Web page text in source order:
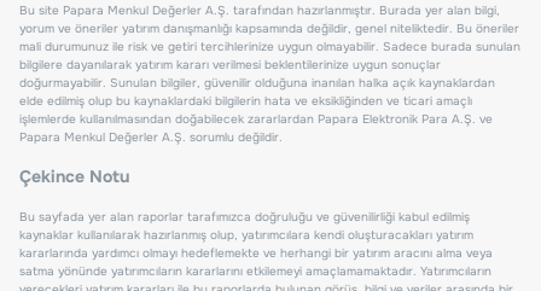
Bu site Papara Menkul Değerler A.Ş. tarafından hazırlanmıştır. Burada yer alan bilgi,
yorum ve öneriler yatırım danışmanlığı kapsamında değildir, genel niteliktedir. Bu öneriler
mali durumunuz ile risk ve getiri tercihlerinize uygun olmayabilir. Sadece burada sunulan
bilgilere dayanılarak yatırım kararı verilmesi beklentilerinize uygun sonuçlar
doğurmayabilir. Sunulan bilgiler, güvenilir olduğuna inanılan halka açık kaynaklardan
elde edilmiş olup bu kaynaklardaki bilgilerin hata ve eksikliğinden ve ticari amaçlı
işlemlerde kullanılmasından doğabilecek zararlardan Papara Elektronik Para A.Ş. ve
Papara Menkul Değerler A.Ş. sorumlu değildir.
Çekince Notu
Bu sayfada yer alan raporlar tarafımızca doğruluğu ve güvenilirliği kabul edilmiş
kaynaklar kullanılarak hazırlanmış olup, yatırımcılara kendi oluşturacakları yatırım
kararlarında yardımcı olmayı hedeflemekte ve herhangi bir yatırım aracını alma veya
satma yönünde yatırımcıların kararlarını etkilemeyi amaçlamamaktadır. Yatırımcıların